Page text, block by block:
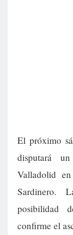
El próximo
disputará
Valladolid
Sardinero.
posibilidad
confirme el